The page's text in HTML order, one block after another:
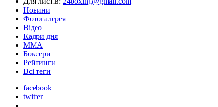
Новини
Фотогалерея
Відео
Кадри дня
ММА
Боксери
Рейтинги
Всі теги
facebook
twitter